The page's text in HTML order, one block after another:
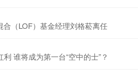
（LOF）基金经理刘格菘离任
谁将成为第一台“空中的士”？